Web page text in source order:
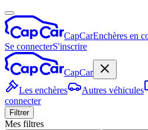
CapCarEnchères en
Se connecterS'inscrire
CapCar
Les enchères
Autres véhicules
connecter
Filtrer
Mes filtres